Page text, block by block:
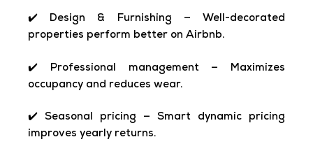
✔️ Design & Furnishing — Well-decorated
properties perform better on Airbnb.
✔️ Professional management — Maximizes
occupancy and reduces wear.
✔️ Seasonal pricing — Smart dynamic pricing
improves yearly returns.